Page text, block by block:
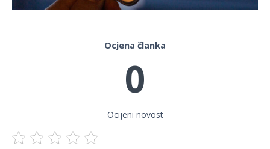
Ocjena članka
0
Ocijeni novost